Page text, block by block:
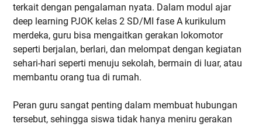
terkait dengan pengalaman nyata. Dalam modul ajar
deep learning PJOK kelas 2 SD/MI fase A kurikulum
merdeka, guru bisa mengaitkan gerakan lokomotor
seperti berjalan, berlari, dan melompat dengan kegiatan
sehari-hari seperti menuju sekolah, bermain di luar, atau
membantu orang tua di rumah.
Peran guru sangat penting dalam membuat hubungan
tersebut, sehingga siswa tidak hanya meniru gerakan